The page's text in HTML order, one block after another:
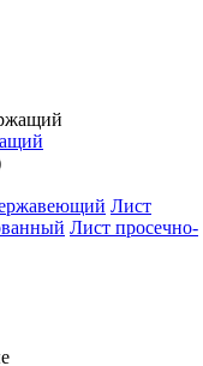
Лист
Лист просечно-